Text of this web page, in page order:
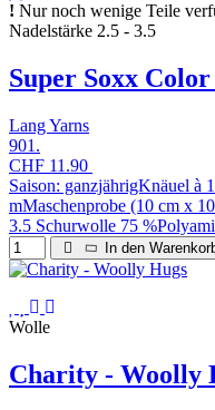
Nur noch wenige Teile
Nadelstärke 2.5 - 3.5
Super Soxx
Lang Yarns
901.
CHF 11.90
Saison: ganzjährigKnäuel à
mMaschenprobe (10 cm x
3.5 Schurwolle 75
In den
Wolle
Charity - Woolly